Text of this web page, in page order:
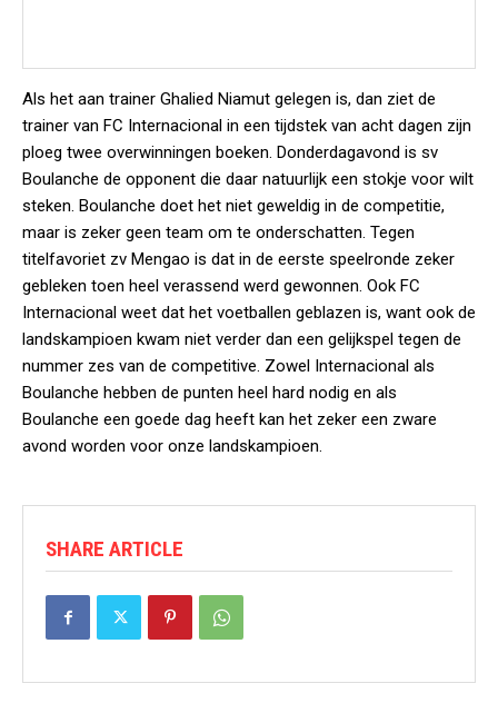
Als het aan trainer Ghalied Niamut gelegen is, dan ziet de
trainer van FC Internacional in een tijdstek van acht dagen zijn
ploeg twee overwinningen boeken. Donderdagavond is sv
Boulanche de opponent die daar natuurlijk een stokje voor wilt
steken. Boulanche doet het niet geweldig in de competitie,
maar is zeker geen team om te onderschatten. Tegen
titelfavoriet zv Mengao is dat in de eerste speelronde zeker
gebleken toen heel verassend werd gewonnen. Ook FC
Internacional weet dat het voetballen geblazen is, want ook de
landskampioen kwam niet verder dan een gelijkspel tegen de
nummer zes van de competitive. Zowel Internacional als
Boulanche hebben de punten heel hard nodig en als
Boulanche een goede dag heeft kan het zeker een zware
avond worden voor onze landskampioen.
SHARE ARTICLE